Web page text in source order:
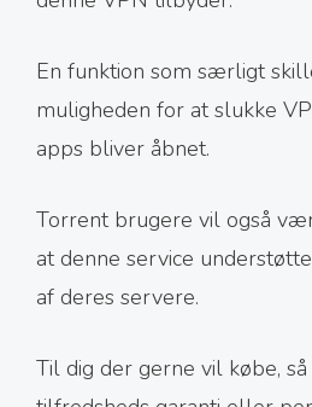
En funktion som særligt
muligheden for at slukke
apps bliver åbnet.
Torrent brugere vil også
at denne service
af deres servere.
Til dig der gerne vil købe,